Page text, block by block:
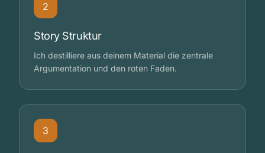
2
Story Struktur
Ich destilliere aus deinem Material die zentrale
Argumentation und den roten Faden.
3